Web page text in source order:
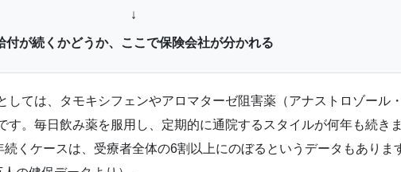
↓
付が続くかどうか、ここで保険会社が分かれる
しては、タモキシフェンやアロマターゼ阻害薬（アナストロゾール
す。毎日飲み薬を服用し、定期的に通院するスタイルが何年も続きま
くケースは、受療者全体の6割以上にのぼるというデータもありま